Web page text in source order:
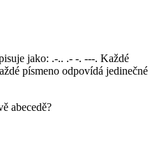
jako: .-.. .- -. ---. Každé
písmeno odpovídá jedinečné
abecedě?